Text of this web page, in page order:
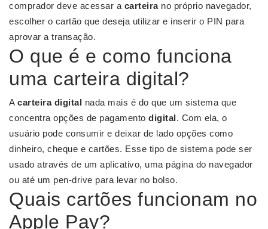
comprador deve acessar a carteirano próprio navegador,
escolher o cartão que deseja utilizar e inserir o PIN para
aprovar a transação.
O que é e como funciona
uma carteira digital?
A carteira digital nada mais é do que um sistema que
concentra opções de pagamento digital. Com ela, o
usuário pode consumir e deixar de lado opções como
dinheiro, cheque e cartões. Esse tipo de sistema pode ser
usado através de um aplicativo, uma página do navegador
ou até um pen-drive para levar no bolso.
Quais cartões funcionam no
Apple Pay?